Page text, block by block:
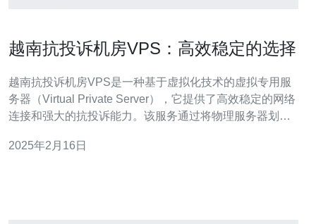
越南抗投诉机房VPS：高效稳定的选择
越南抗投诉机房VPS是一种基于虚拟化技术的虚拟专用服
务器（Virtual Private Server），它提供了高效稳定的网络
连接和强大的抗投诉能力。该服务通过将物理服务器划分
独立的操作系统和资源。 1. 高效稳定的网络连接 越南抗投
2025年2月16日